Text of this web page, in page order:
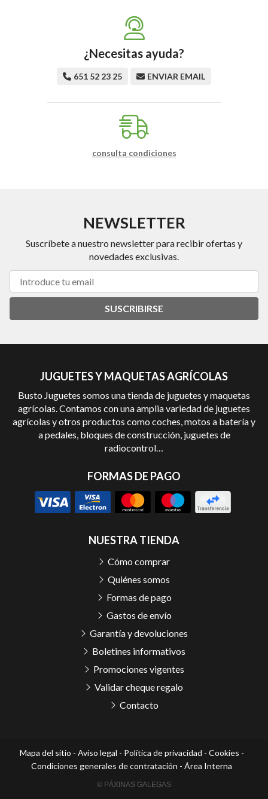
¿Necesitas ayuda?
651 52 23 25 ENVIAR EMAIL
consulta condiciones
NEWSLETTER
Suscríbete a nuestro newsletter para recibir ofertas y
novedades exclusivas.
SUSCRIBIRSE
JUGUETES Y MAQUETAS AGRÍCOLAS
Busto Juguetes somos una tienda de juguetes y maquetas
agrícolas. Contamos con una amplia variedad de juguetes
agrícolas y otros productos como coches, motos a batería y
a pedales, bloques de construcción, juguetes de
radiocontrol…
FORMAS DE PAGO
NUESTRA TIENDA
Cómo comprar
Quiénes somos
Formas de pago
Gastos de envío
Garantía y devoluciones
Boletines informativos
Promociones vigentes
Validar cheque regalo
Contacto
Mapa del sitio - Aviso legal - Política de privacidad - Cookies -
Condiciones generales de contratación - Área Interna
© PÁXINAS GALEGAS